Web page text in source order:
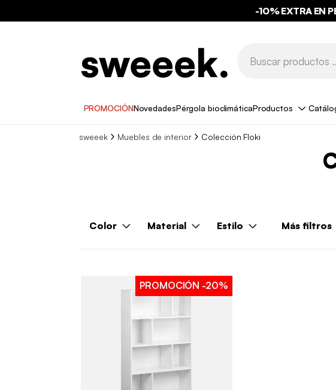
-10% EXTRA EN
PROMOCIÓNNovedadesPérgola bioclimáticaProductos
sweeek Muebles de interior Colección Floki
Color Material Estilo Más filtros
PROMOCIÓN -20%